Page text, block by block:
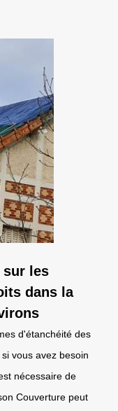
sur les
dans la
d'étanchéité des
vous avez besoin
nécessaire de
Couverture peut